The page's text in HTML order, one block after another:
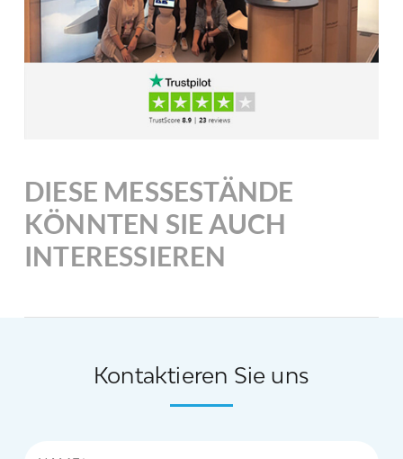
DIESE MESSESTÄNDE
KÖNNTEN SIE AUCH
INTERESSIEREN
Kontaktieren Sie uns